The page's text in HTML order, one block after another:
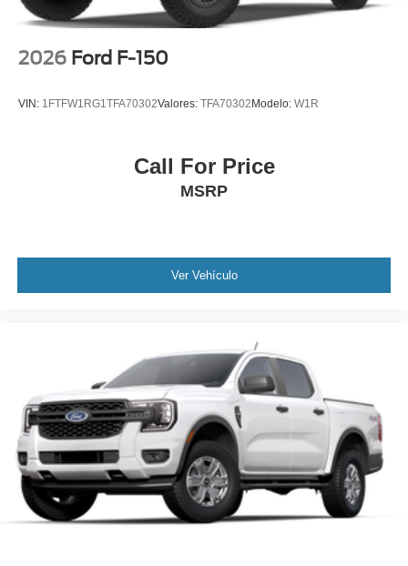
2026 Ford F-150
VIN: 1FTFW1RG1TFA70302Valores: TFA70302Modelo: W1R
Call For Price
MSRP
Ver Vehículo